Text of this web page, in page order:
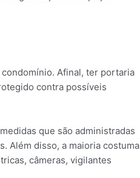
Afinal, ter portaria
contra possíveis
que são administradas
Além disso, a maioria costuma
câmeras, vigilantes